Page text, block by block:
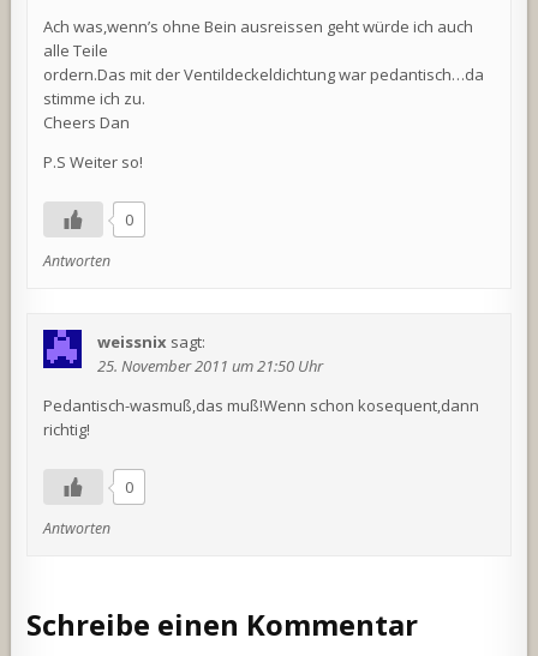
Ach was,wenn’s ohne Bein ausreissen geht würde ich auch
alle Teile
ordern.Das mit der Ventildeckeldichtung war pedantisch…da
stimme ich zu.
Cheers Dan
P.S Weiter so!
0
Antworten
weissnix sagt:
25. November 2011 um 21:50 Uhr
Pedantisch-wasmuß,das muß!Wenn schon kosequent,dann
richtig!
0
Antworten
Schreibe einen Kommentar